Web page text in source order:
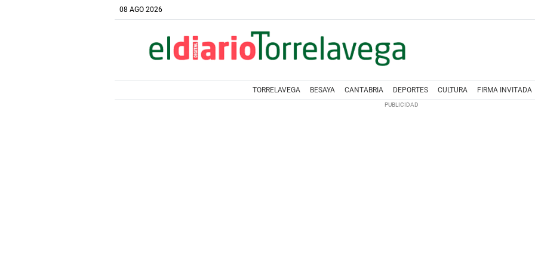
08 AGO 2026
TORRELAVEGA BESAYA CANTABRIA DEPORTES CULTURA FIRMA INVITADA